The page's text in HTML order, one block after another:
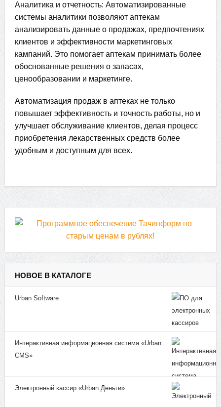
Аналитика и отчетность: Автоматизированные
системы аналитики позволяют аптекам
анализировать данные о продажах, предпочтениях
клиентов и эффективности маркетинговых
кампаний. Это помогает аптекам принимать более
обоснованные решения о запасах,
ценообразовании и маркетинге.
Автоматизация продаж в аптеках не только
повышает эффективность и точность работы, но и
улучшает обслуживание клиентов, делая процесс
приобретения лекарственных средств более
удобным и доступным для всех.
НОВОЕ В КАТАЛОГЕ
Urban Software
Интерактивная информационная система «Urban
CMS»
Электронный кассир «Urban Деньги»